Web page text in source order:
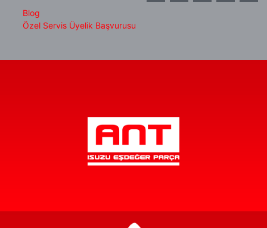
Blog
Özel Servis Üyelik Başvurusu